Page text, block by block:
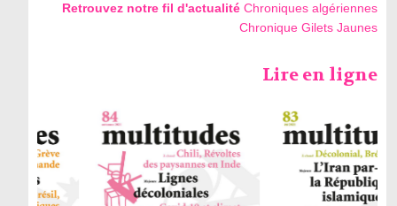
Retrouvez notre fil d'actualité Chroniques algériennes
Chronique Gilets Jaunes
Lire en ligne